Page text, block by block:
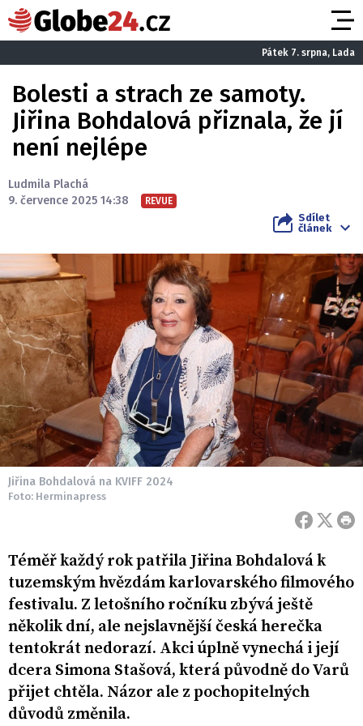
Pátek 7. srpna, Lada
Bolesti a strach ze samoty.
Jiřina Bohdalová přiznala, že jí
není nejlépe
Ludmila Plachá
9. července 2025 14:38
REVUE
Sdílet
článek
Jiřina Bohdalová na KVIFF 2024
Foto: Herminapress
Téměř každý rok patřila Jiřina Bohdalová k
tuzemským hvězdám karlovarského filmového
festivalu. Z letošního ročníku zbývá ještě
několik dní, ale nejslavnější česká herečka
tentokrát nedorazí. Akci úplně vynechá i její
dcera Simona Stašová, která původně do Varů
přijet chtěla. Názor ale z pochopitelných
důvodů změnila.